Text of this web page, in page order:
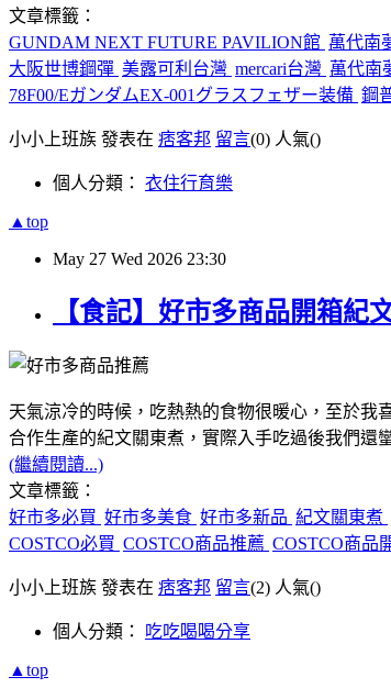
文章標籤：
GUNDAM NEXT FUTURE PAVILION館 萬代南
大阪世博鋼彈 美露可利台灣 mercari台灣 萬代南
78F00/EガンダムEX-001グラスフェザー装備 鋼
小小上班族 發表在 痞客邦 留言(0) 人氣()
個人分類： 衣住行育樂
▲top
May 27 Wed 2026 23:30
【食記】好市多商品開箱紀
天氣涼冷的時候，吃熱熱的食物很暖心，至於我
合作生產的紀文關東煮，實際入手吃過後我們還
(繼續閱讀...)
文章標籤：
好市多必買 好市多美食 好市多新品 紀文關東煮
COSTCO必買 COSTCO商品推薦 COSTCO商品
小小上班族 發表在 痞客邦 留言(2) 人氣()
個人分類： 吃吃喝喝分享
▲top